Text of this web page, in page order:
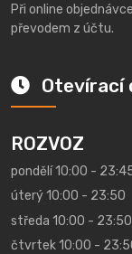
Při online
převodem z účtu.
Otevírací
ROZVOZ
pondělí 10:00 -
úterý 10:00 - 23:50
středa 10:00 - 23:50
čtvrtek 10:00 -